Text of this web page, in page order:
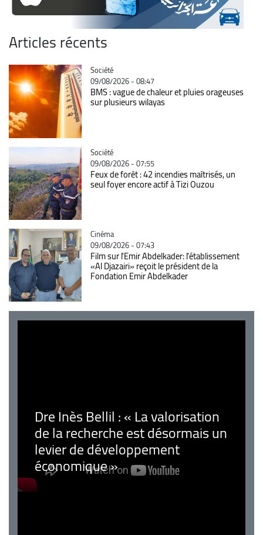
Articles récents
Catégorie
Société
09/08/2026 - 08:47
BMS : vague de chaleur et pluies orageuses
sur plusieurs wilayas
Catégorie
Société
09/08/2026 - 07:55
Feux de forêt : 42 incendies maîtrisés, un
seul foyer encore actif à Tizi Ouzou
Catégorie
Cinéma
09/08/2026 - 07:43
Film sur l'Emir Abdelkader: l'établissement
«Al Djazairi» reçoit le président de la
Fondation Emir Abdelkader
Dre Inès Bellil : « La valorisation
de la recherche est désormais un
levier de développement
économique »